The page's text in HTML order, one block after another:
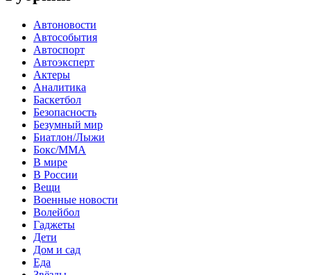
Автоновости
Автособытия
Автоспорт
Автоэксперт
Актеры
Аналитика
Баскетбол
Безопасность
Безумный мир
Биатлон/Лыжи
Бокс/MMA
В мире
В России
Вещи
Военные новости
Волейбол
Гаджеты
Дети
Дом и сад
Еда